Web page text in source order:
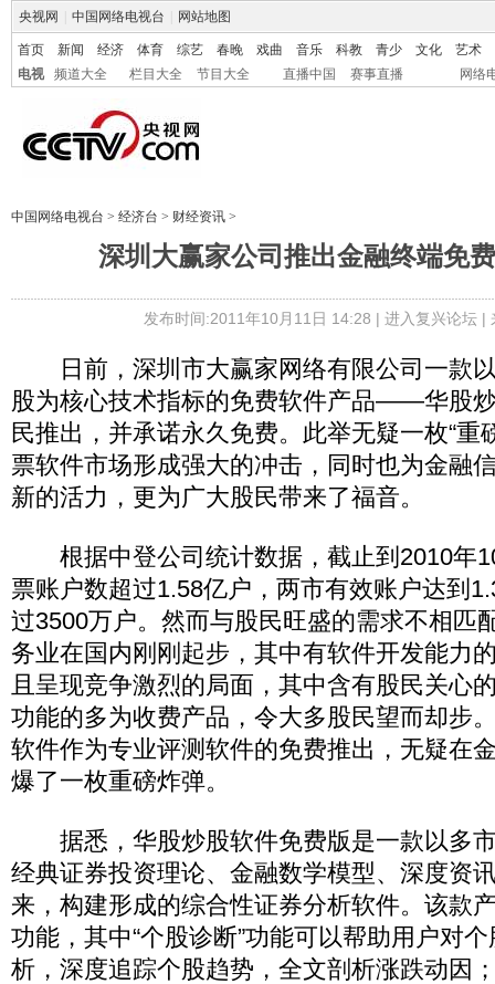
央视网 中国网络电视台 网站地图
首页 新闻 经济 体育 综艺 春晚 戏曲 音乐 科教 青少 文化
艺术
电视
频道大全 栏目大全 节目大全 直播中国 赛事直播 网络
中国网络电视台 > 经济台 > 财经资讯 >
深圳大赢家公司推出金融终端免
发布时间:2011年10月11日 14:28 | 进入复兴论坛|
日前，深圳市大赢家网络有限公司一款
股为核心技术指标的免费软件产品——华股
民推出，并承诺永久免费。此举无疑一枚“重
票软件市场形成强大的冲击，同时也为金融
新的活力，更为广大股民带来了福音。
根据中登公司统计数据，截止到2010年
票账户数超过1.58亿户，两市有效账户达到
过3500万户。然而与股民旺盛的需求不相匹
务业在国内刚刚起步，其中有软件开发能力
且呈现竞争激烈的局面，其中含有股民关心
功能的多为收费产品，令大多股民望而却步
软件作为专业评测软件的免费推出，无疑在
爆了一枚重磅炸弹。
据悉，华股炒股软件免费版是一款以多
经典证券投资理论、金融数学模型、深度资
来，构建形成的综合性证券分析软件。该款
功能，其中“个股诊断”功能可以帮助用户对
析，深度追踪个股趋势，全文剖析涨跌动因